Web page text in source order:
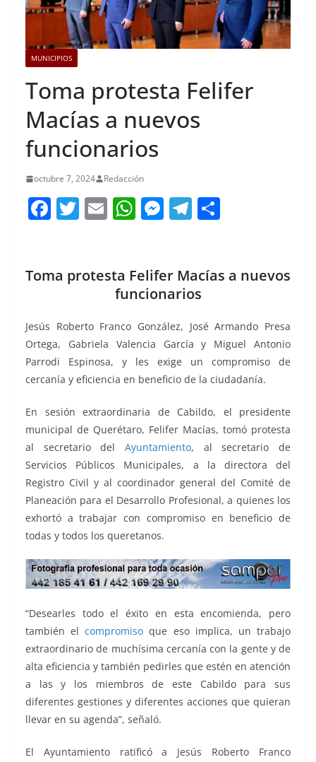
MUNICIPIOS
Toma protesta Felifer
Macías a nuevos
funcionarios
octubre 7, 2024 Redacción
F
e
o
o
k
T
er
E
l
W
s
A
p
p
M
e
n
g
er
T
gr
a
m
p
tir
Toma protesta Felifer Macías a nuevos
funcionarios
Jesús Roberto Franco González, José Armando Presa
Ortega, Gabriela Valencia García y Miguel Antonio
Parrodi Espinosa, y les exige un compromiso de
cercanía y eficiencia en beneficio de la ciudadanía.
En sesión extraordinaria de Cabildo, el presidente
municipal de Querétaro, Felifer Macías, tomó protesta
al secretario del Ayuntamiento, al secretario de
Servicios Públicos Municipales, a la directora del
Registro Civil y al coordinador general del Comité de
Planeación para el Desarrollo Profesional, a quienes los
exhortó a trabajar con compromiso en beneficio de
todas y todos los queretanos.
“Desearles todo el éxito en esta encomienda, pero
también elcompromiso que eso implica, un trabajo
extraordinario de muchísima cercanía con la gente y de
alta eficiencia y también pedirles que estén en atención
a las y los miembros de este Cabildo para sus
diferentes gestiones y diferentes acciones que quieran
llevar en su agenda”, señaló.
El Ayuntamiento ratificó a Jesús Roberto Franco